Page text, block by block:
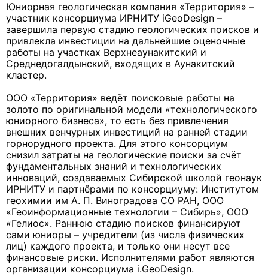
Юниорная геологическая компания «Территория» –
участник консорциума ИРНИТУ iGeoDesign –
завершила первую стадию геологических поисков и
привлекла инвестиции на дальнейшие оценочные
работы на участках Верхнеаунакитский и
Среднедогалдынский, входящих в Аунакитский
кластер.
ООО «Территория» ведёт поисковые работы на
золото по оригинальной модели «технологического
юниорного бизнеса», то есть без привлечения
внешних венчурных инвестиций на ранней стадии
горнорудного проекта. Для этого консорциум
снизил затраты на геологические поиски за счёт
фундаментальных знаний и технологических
инноваций, создаваемых Сибирской школой геонаук
ИРНИТУ и партнёрами по консорциуму: Институтом
геохимии им А. П. Виноградова СО РАН, ООО
«Геоинформационные технологии – Сибирь», ООО
«Гелиос». Раннюю стадию поисков финансируют
сами юниоры – учредители (из числа физических
лиц) каждого проекта, и только они несут все
финансовые риски. Исполнителями работ являются
организации консорциума i.GeoDesign.